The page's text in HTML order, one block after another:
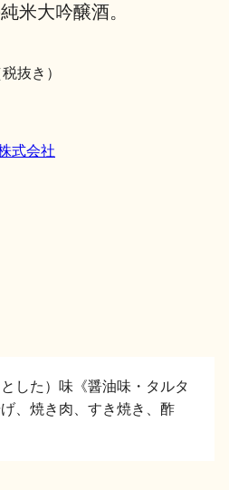
地酒小説
米大吟醸酒。
抜き）
式会社
した）味《醤油味・タルタ
、焼き肉、すき焼き、酢